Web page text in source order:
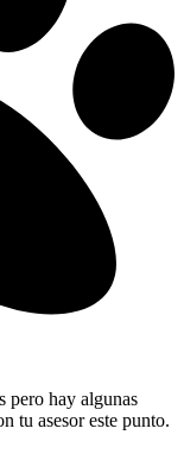
pero hay algunas
tu asesor este punto.